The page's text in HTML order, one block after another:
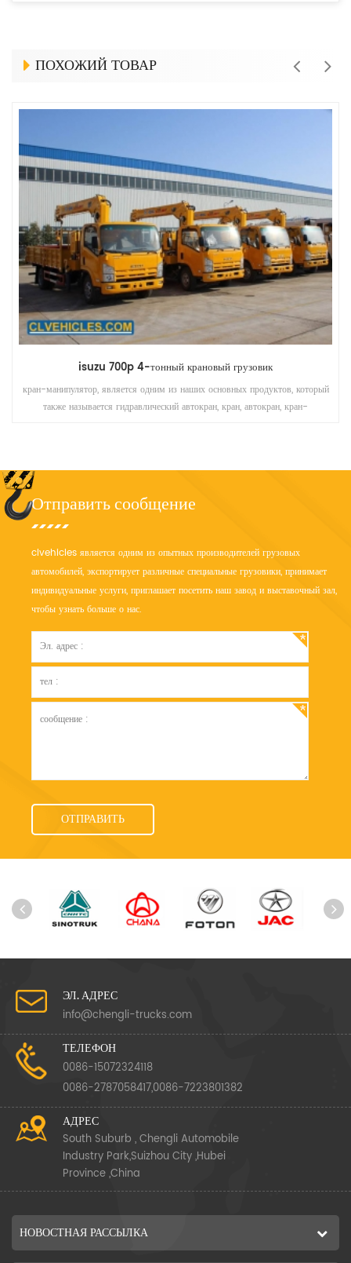
ПОХОЖИЙ ТОВАР
isuzu 700p 4-тонный крановый грузовик
кран-манипулятор, является одним из наших основных продуктов, который
также называется гидравлический автокран, кран, автокран, кран-
Отправить сообщение
clvehicles является одним из опытных производителей грузовых
автомобилей, экспортирует различные специальные грузовики, принимает
индивидуальные услуги, приглашает посетить наш завод и выставочный зал,
чтобы узнать больше о нас.
ЭЛ. АДРЕС
info@chengli-trucks.com
ТЕЛЕФОН
0086-15072324118
0086-2787058417,0086-7223801382
АДРЕС
South Suburb , Chengli Automobile
Industry Park,Suizhou City ,Hubei
Province ,China
НОВОСТНАЯ РАССЫЛКА